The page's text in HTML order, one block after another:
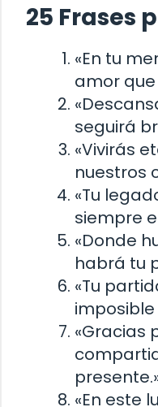
25 Frases
«En tu
amor que
seguirá
«Vivirás
nuestros
«Tu
siempre
«Donde
habrá tu
«Tu
imposible
«Gracias
«En este